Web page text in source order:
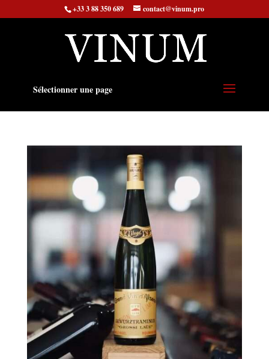
+33 3 88 350 689 contact@vinum.pro
Sélectionner une page